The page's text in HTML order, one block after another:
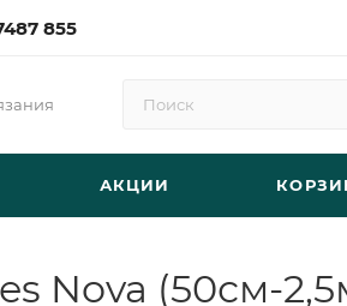
855
АКЦИИ
Nova (50см-